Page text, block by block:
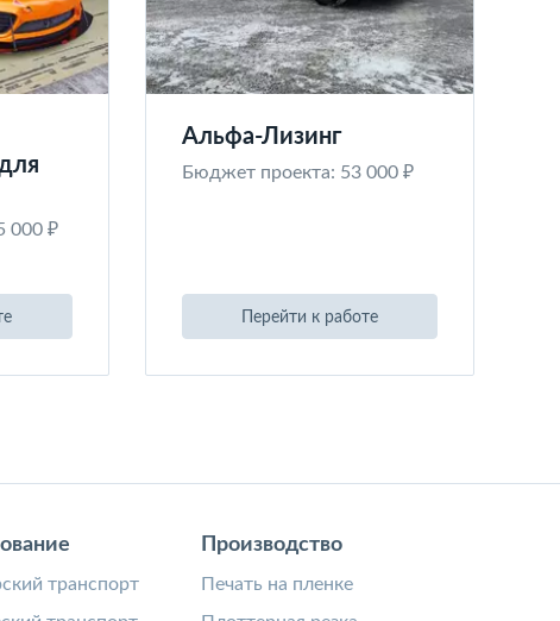
000 ₽
Альфа-Лизинг
Бюджет проекта: 53 000 ₽
Перейти к работе
транспорт
Производство
Печать на пленке